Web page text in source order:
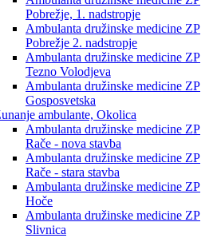
Pobrežje, 1. nadstropje
Ambulanta družinske medicine ZP
Pobrežje 2. nadstropje
Ambulanta družinske medicine ZP
Tezno Volodjeva
Ambulanta družinske medicine ZP
Gosposvetska
ambulante, Okolica
Ambulanta družinske medicine ZP
Rače - nova stavba
Ambulanta družinske medicine ZP
Rače - stara stavba
Ambulanta družinske medicine ZP
Hoče
Ambulanta družinske medicine ZP
Slivnica